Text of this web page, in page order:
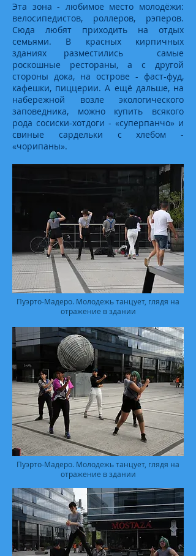
Эта зона - любимое место молодёжи:
велосипедистов, роллеров, рэперов.
Сюда любят приходить на отдых
семьями. В красных кирпичных
зданиях разместились самые
роскошные рестораны, а с другой
стороны дока, на острове - фаст-фуд,
кафешки, пиццерии. А ещё дальше, на
набережной возле экологического
заповедника, можно купить всякого
рода сосиски-хотдоги - «суперпанчо» и
свиные сардельки с хлебом -
«чорипаны».
Пуэрто-Мадеро. Молодежь танцует, глядя на
отражение в здании
Пуэрто-Мадеро. Молодежь танцует, глядя на
отражение в здании